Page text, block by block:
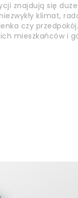
znajdują się
klimat,
czy
mieszkańców i